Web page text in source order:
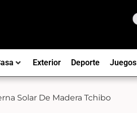
Exterior Deporte Juegos
Solar De Madera Tchibo